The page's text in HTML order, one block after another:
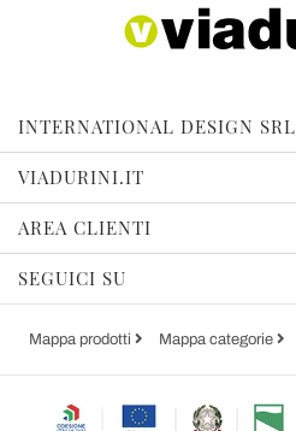
INTERNATIONAL DESIGN SRL
VIADURINI.IT
AREA CLIENTI
SEGUICI SU
Mappa prodotti Mappa categorie